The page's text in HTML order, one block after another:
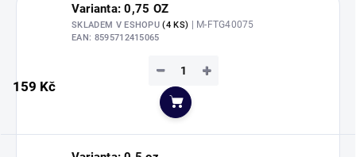
Varianta: 0,75 OZ
SKLADEM V ESHOPU(4 KS) | M-FTG40075
EAN: 8595712415065
159 Kč
+
−
Do košíku